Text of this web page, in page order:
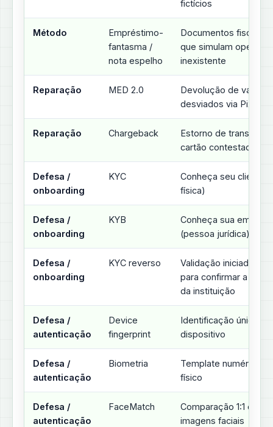
fictícios
Método
Empréstimo-
fantasma /
nota espelho
Documentos fiscais
que simulam
inexistente
Reparação MED 2.0
Devolução de valores
desviados via Pix
Reparação Chargeback
Estorno de transação
cartão contestada
Defesa /
onboarding
KYC
Conheça seu cliente
física)
Defesa /
onboarding
KYB
Conheça sua
(pessoa jurídica)
Defesa /
onboarding
KYC reverso
Validação iniciada
para confirmar a
da instituição
Defesa /
autenticação
Device
fingerprint
Identificação única do
dispositivo
Defesa /
autenticação
Biometria
Template numérico
físico
Defesa /
autenticação
FaceMatch
Comparação 1:1 de
imagens faciais